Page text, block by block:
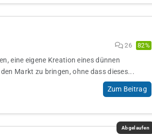
26 82%
eine eigene Kreation eines dünnen
Markt zu bringen, ohne dass dieses...
Zum Beitrag